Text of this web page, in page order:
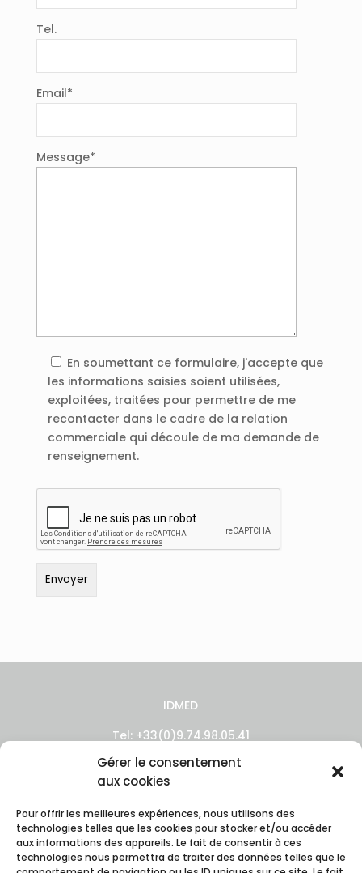
Gérer le consentement
aux cookies
Pour offrir les meilleures expériences, nous utilisons des
technologies telles que les cookies pour stocker et/ou accéder
aux informations des appareils. Le fait de consentir à ces
technologies nous permettra de traiter des données telles que le
Tel.
Email*
Message*
En soumettant ce formulaire, j'accepte que
les informations saisies soient utilisées,
exploitées, traitées pour permettre de me
recontacter dans le cadre de la relation
commerciale qui découle de ma demande de
renseignement.
IDMED
Tel: +33(0)9.74.98.05.41